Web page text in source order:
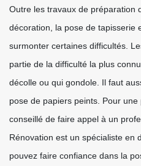
Outre les travaux de préparation
décoration, la pose de tapisserie
surmonter certaines difficultés.
partie de la difficulté la plus
décolle ou qui gondole. Il faut
pose de papiers peints. Pour
conseillé de faire appel à un
Rénovation est un spécialiste en
pouvez faire confiance dans la